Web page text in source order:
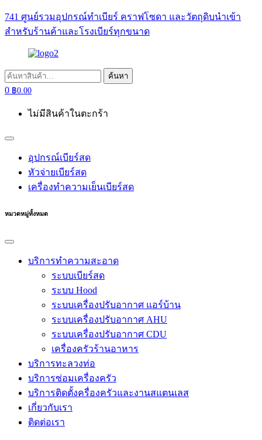
741 ศูนย์รวมอุปกรณ์ทำเบียร์ คราฟโซดา และวัตถุดิบนำเข้า
สำหรับร้านค้าและโรงเบียร์ทุกขนาด
ค้นหา: ค้นหา
0 ฿0.00
ไม่มีสินค้าในตะกร้า
อุปกรณ์เบียร์สด
หัวจ่ายเบียร์สด
เครื่องทำความเย็นเบียร์สด
หมวดหมู่ทั้งหมด
บริการทำความสะอาด
ระบบเบียร์สด
ระบบ Hood
ระบบเครื่องปรับอากาศ แอร์บ้าน
ระบบเครื่องปรับอากาศ AHU
ระบบเครื่องปรับอากาศ CDU
เครื่องครัวร้านอาหาร
บริการทะลวงท่อ
บริการซ่อมเครื่องครัว
บริการติดตั้งครื่องครัวและงานสแตนเลส
เกี่ยวกับเรา
ติดต่อเรา